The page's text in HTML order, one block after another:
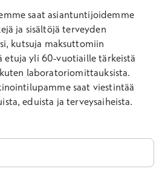
saat asiantuntijoidemme
ja sisältöjä terveyden
kutsuja maksuttomiin
etuja yli 60-vuotiaille tärkeistä
laboratoriomittauksista.
saat viestintää
eduista ja terveysaiheista.